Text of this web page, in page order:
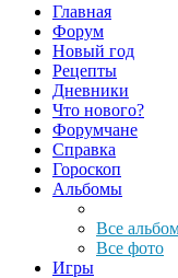
Главная
Форум
Новый год
Рецепты
Дневники
Что нового?
Форумчане
Справка
Гороскоп
Альбомы
Все
Все фото
Игры